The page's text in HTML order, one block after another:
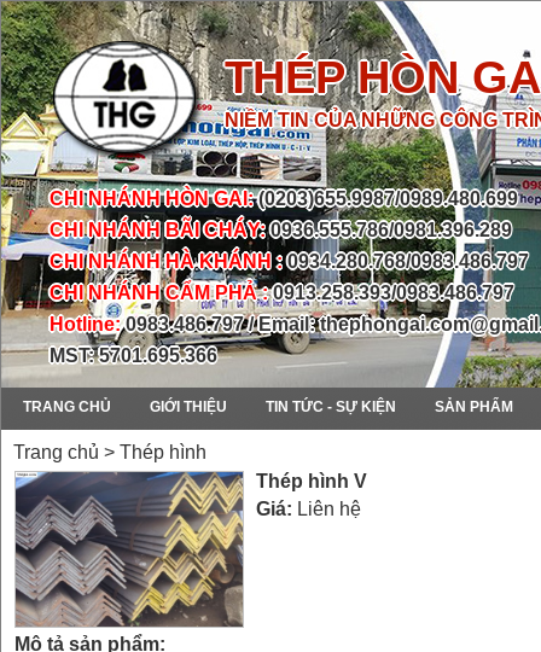
prev
next
THÉP HÒN
NIỀM TIN CỦA NHỮNG CÔNG
CHI NHÁNH HÒN GAI:(0203)655.9987/0989.480.699
CHI NHÁNH BÃI CHÁY:0936.555.786/0981.396.289
CHI NHÁNH HÀ KHÁNH :0934.280.768/0983.486.797
CHI NHÁNH CẨM PHẢ :0913.258.393/0983.486.797
Hotline:0983.486.797 / Email:
MST: 5701.695.366
TRANG CHỦ GIỚI THIỆU TIN TỨC - SỰ KIỆN SẢN PHẨM
Trang chủ > Thép hình
Thép hình V
Giá: Liên hệ
Mô tả sản phẩm: